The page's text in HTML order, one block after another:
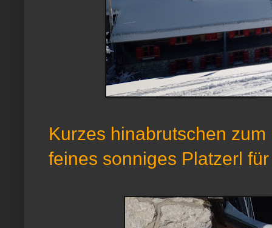
Kurzes hinabrutschen
feines sonniges Platzerl